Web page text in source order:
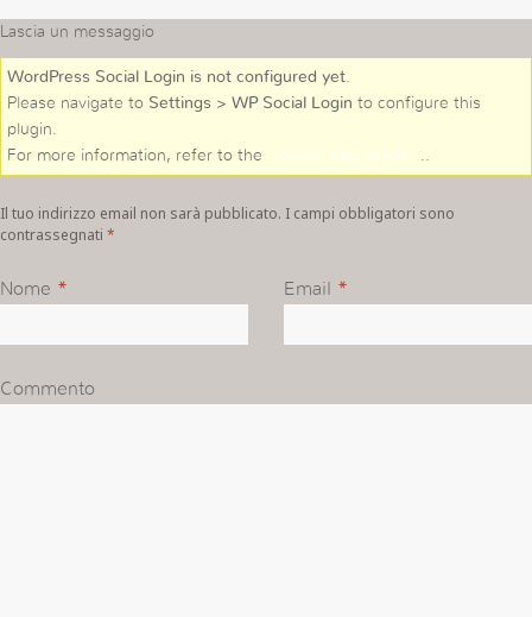
Lascia un messaggio
WordPress Social Login is not configured yet.
Please navigate to Settings > WP Social Login to configure this
plugin.
For more information, refer to the
online user guide ..
Il tuo indirizzo email non sarà pubblicato. I campi obbligatori sono
contrassegnati *
Nome * Email *
Commento